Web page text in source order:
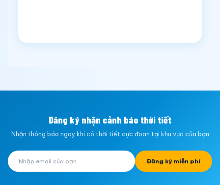
Đăng ký nhận cảnh báo thời tiết
Nhận thông báo ngay khi có thời tiết cực đoan tại khu vực của bạn
Đăng ký miễn phí